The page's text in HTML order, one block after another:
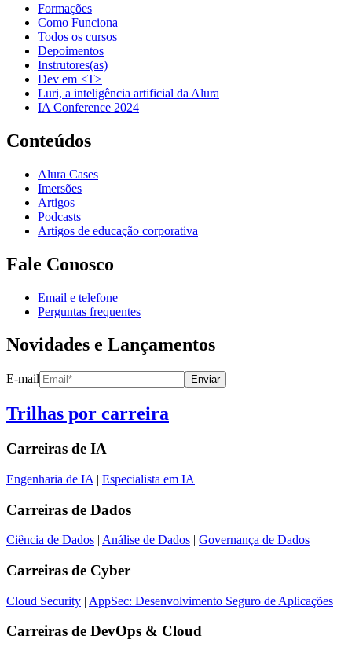
Formações
Como Funciona
Todos os cursos
Depoimentos
Instrutores(as)
Dev em <T>
Luri, a inteligência artificial da Alura
IA Conference 2024
Conteúdos
Alura Cases
Imersões
Artigos
Podcasts
Artigos de educação corporativa
Fale Conosco
Email e telefone
Perguntas frequentes
Novidades e Lançamentos
E-mail Enviar
Trilhas por carreira
Carreiras de IA
Engenharia de IA | Especialista em IA
Carreiras de Dados
Ciência de Dados | Análise de Dados | Governança de Dados
Carreiras de Cyber
Cloud Security | AppSec: Desenvolvimento Seguro de Aplicações
Carreiras de DevOps & Cloud